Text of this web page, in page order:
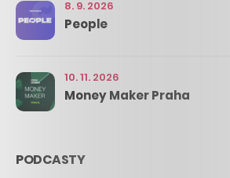
8. 9. 2026
People
10. 11. 2026
Money Maker Praha
PODCASTY